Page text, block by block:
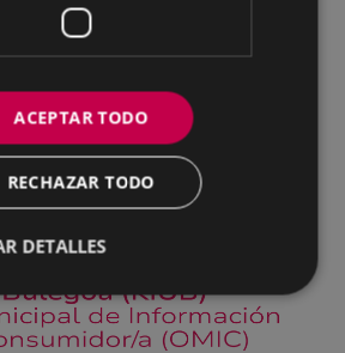
ACEPTAR TODO
RECHAZAR TODO
DETALLES